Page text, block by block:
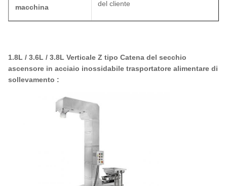
macchina
del cliente
1.8L / 3.6L / 3.8L Verticale Z tipo Catena del secchio
ascensore in acciaio inossidabile trasportatore alimentare di
sollevamento :